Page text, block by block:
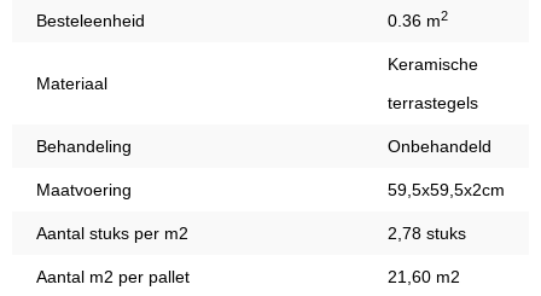
Besteleenheid 0.36 m2
Materiaal
Keramische
terrastegels
Behandeling Onbehandeld
Maatvoering 59,5x59,5x2cm
Aantal stuks per m2 2,78 stuks
Aantal m2 per pallet 21,60 m2